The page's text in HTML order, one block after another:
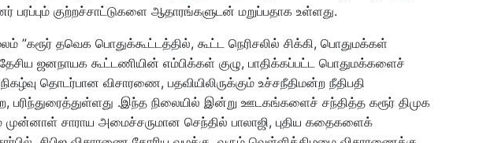
பரப்பும் குற்றச்சாட்டுகளை ஆதாரங்களுடன் மறுப்பதாக உள்ளது.
”கரூர் தவெக பொதுக்கூட்டத்தில், கூட்ட நெரிசலில் சிக்கி, பொதுமக்கள்
தேசிய ஜனநாயக கூட்டணியின் எம்பிக்கள் குழு, பாதிக்கப்பட்ட பொதுமக்களைச்
தொடர்பான விசாரணை, பதவியிலிருக்கும் உச்சநீதிமன்ற நீதிபதி
பரிந்துரைத்துள்ளது .இந்த நிலையில் இன்று ஊடகங்களைச் சந்தித்த கரூர் திமுக
முன்னாள் சாராய அமைச்சருமான செந்தில் பாலாஜி, புதிய கதைகளைக்